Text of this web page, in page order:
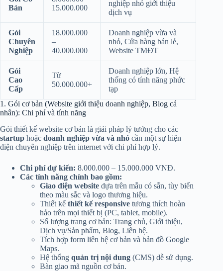
Bản
15.000.000
nghiệp nhỏ giới thiệu
dịch vụ
Gói
Chuyên
Nghiệp
18.000.000
–
40.000.000
Doanh nghiệp vừa và
nhỏ, Cửa hàng bán lẻ,
Website TMĐT
Gói
Cao
Cấp
Từ
50.000.000+
Doanh nghiệp lớn, Hệ
thống có tính năng phức
tạp
1. Gói cơ bản (Website giới thiệu doanh nghiệp, Blog cá
nhân): Chi phí và tính năng
Gói thiết kế website cơ bản là giải pháp lý tưởng cho các
startup hoặc doanh nghiệp vừa và nhỏ cần một sự hiện
diện chuyên nghiệp trên internet với chi phí hợp lý.
Chi phí dự kiến: 8.000.000 – 15.000.000 VNĐ.
Các tính năng chính bao gồm:
Giao diện website dựa trên mẫu có sẵn, tùy biến
theo màu sắc và logo thương hiệu.
Thiết kế thiết kế responsive tương thích hoàn
hảo trên mọi thiết bị (PC, tablet, mobile).
Số lượng trang cơ bản: Trang chủ, Giới thiệu,
Dịch vụ/Sản phẩm, Blog, Liên hệ.
Tích hợp form liên hệ cơ bản và bản đồ Google
Maps.
Hệ thống quản trị nội dung (CMS) dễ sử dụng.
Bàn giao mã nguồn cơ bản.